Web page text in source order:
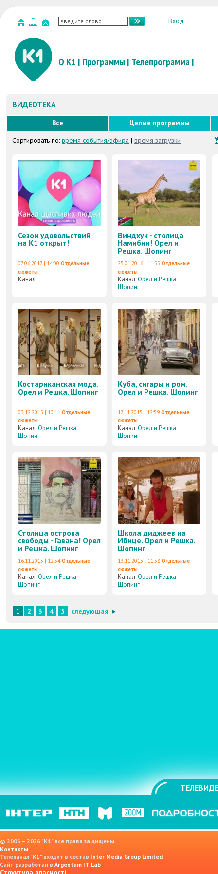
Вход
О К1 | Программы | Телепрограмма|
ВИДЕОТЕКА
Все
Целые программы
Сортировать по: время события/эфира | время загрузки
Сезон удовольствий
на К1 открыт!
07.06.2017 | 14:00 Отдельные
сюжеты
Канал:
Виндхук - столица
Намибии! Орел и
Решка. Шопинг
25.01.2016 | 11:55 Отдельные
сюжеты
Канал:Орел и Решка.
Шопинг
Костариканская мода.
Орел и Решка. Шопинг
03.12.2015 | 10:11 Отдельные
сюжеты
Канал:Орел и Решка.
Шопинг
Куба, сигары и ром.
Орел и Решка. Шопинг
17.11.2015 | 12:59 Отдельные
сюжеты
Канал:Орел и Решка.
Шопинг
Столица острова
свободы - Гавана! Орел
и Решка. Шопинг
16.11.2015 | 12:54 Отдельные
сюжеты
Канал:Орел и Решка.
Шопинг
Школа диджеев на
Ибице. Орел и Решка.
Шопинг
13.11.2015 | 11:58 Отдельные
сюжеты
Канал:Орел и Решка.
Шопинг
1 2 3 4 5 следующая
© 2006 — 2026 "K1" все права защищены.
Контакты
Телеканал "К1" входит в состав Inter Media Group Limited
Сайт разработан в Argentum IT Lab